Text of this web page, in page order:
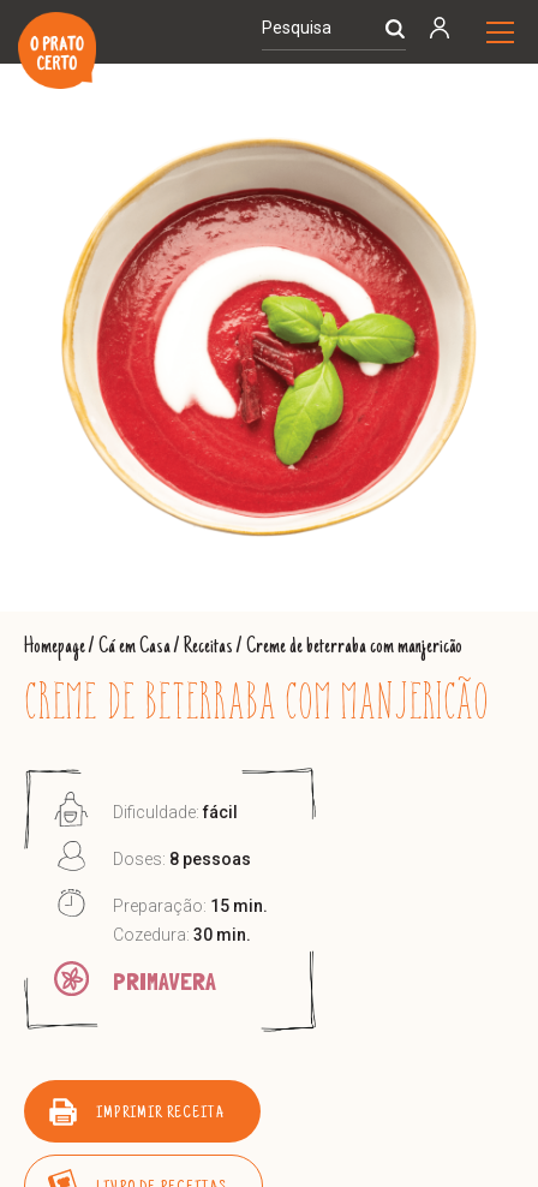
Homepage/ Cá em Casa/ Receitas/ Creme de beterraba com manjericão
CREME DE BETERRABA COM MANJERICÃO
Dificuldade:fácil
Doses: 8 pessoas
Preparação: 15 min.
Cozedura: 30 min.
PRIMAVERA
IMPRIMIR RECEITA